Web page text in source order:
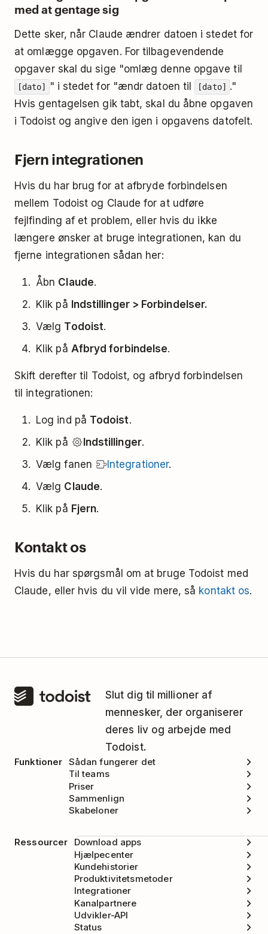
med at gentage sig
Dette sker, når Claude ændrer datoen i stedet for
at omlægge opgaven. For tilbagevendende
opgaver skal du sige "omlæg denne opgave til
[dato] " i stedet for "ændr datoen til [dato]
."
Hvis gentagelsen gik tabt, skal du åbne opgaven
i Todoist og angive den igen i opgavens datofelt.
Fjern integrationen
Hvis du har brug for at afbryde forbindelsen
mellem Todoist og Claude for at udføre
fejlfinding af et problem, eller hvis du ikke
længere ønsker at bruge integrationen, kan du
fjerne integrationen sådan her:
Åbn Claude.
Klik på Indstillinger > Forbindelser.
Vælg Todoist.
Klik på Afbryd forbindelse.
Skift derefter til Todoist, og afbryd forbindelsen
til integrationen:
Log ind på Todoist.
Klik på
Indstillinger.
Vælg fanen
Integrationer.
Vælg Claude.
Klik på Fjern.
Kontakt os
Hvis du har spørgsmål om at bruge Todoist med
Claude, eller hvis du vil vide mere, så kontakt os.
Slut dig til millioner af
mennesker, der organiserer
deres liv og arbejde med
Todoist.
Funktioner Sådan fungerer det
Til teams
Priser
Sammenlign
Skabeloner
Ressourcer
Download apps
Hjælpecenter
Kundehistorier
Produktivitetsmetoder
Integrationer
Kanalpartnere
Udvikler-API
Status